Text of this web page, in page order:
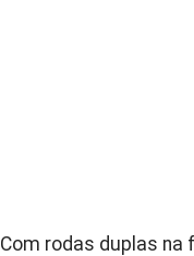
Com rodas duplas